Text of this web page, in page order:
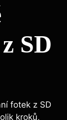
SD
fotek⁤ z SD
kroků,